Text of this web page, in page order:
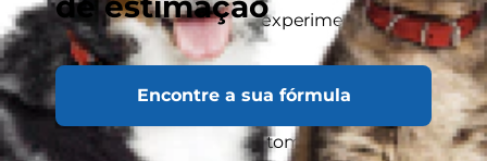
Encontre a sua fórmula
seu animal de companhia experimentar.
A hesitação começa quando o seu cão come
outras partes do tomateiro, incluindo as folhas,
rebentos, ramos, caules ou tomates verdes.